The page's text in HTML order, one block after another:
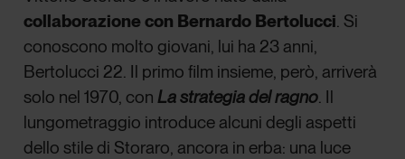
collaborazione con Bernardo Bertolucci. Si
conoscono molto giovani, lui ha 23 anni,
Bertolucci 22. Il primo film insieme, però, arriverà
solo nel 1970, conLa strategia del ragno. Il
lungometraggio introduce alcuni degli aspetti
dello stile di Storaro, ancora in erba: una luce